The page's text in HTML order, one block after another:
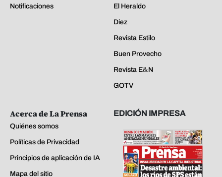
Notificaciones El Heraldo
Diez
Revista Estilo
Buen Provecho
Revista E&N
GOTV
Acerca de La Prensa
Quiénes somos
Políticas de Privacidad
Principios de aplicación de IA
Mapa del sitio
EDICIÓN IMPRESA